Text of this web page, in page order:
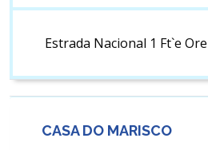
Estrada Nacional 1 Ft`e
CASA DO MARISCO